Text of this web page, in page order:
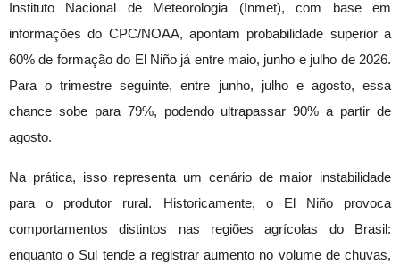
Instituto Nacional de Meteorologia (Inmet), com base em
informações do CPC/NOAA, apontam probabilidade superior a
60% de formação do El Niño já entre maio, junho e julho de 2026.
Para o trimestre seguinte, entre junho, julho e agosto, essa
chance sobe para 79%, podendo ultrapassar 90% a partir de
agosto.
Na prática, isso representa um cenário de maior instabilidade
para o produtor rural. Historicamente, o El Niño provoca
comportamentos distintos nas regiões agrícolas do Brasil:
enquanto o Sul tende a registrar aumento no volume de chuvas,